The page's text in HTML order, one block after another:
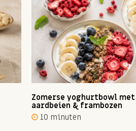
Zomerse yoghurtbowl
aardbeien & frambozen
10 minuten